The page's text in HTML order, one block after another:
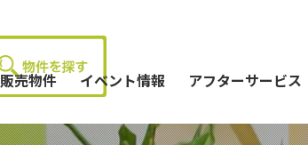
販売物件 イベント情報 アフターサービス